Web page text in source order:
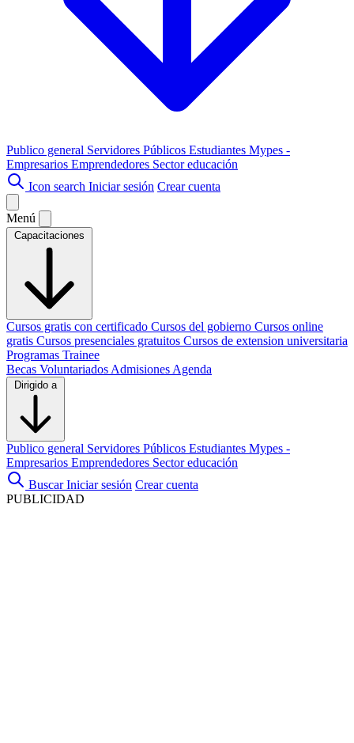
Publico general Servidores Públicos Estudiantes Mypes -
Empresarios Emprendedores Sector educación
Icon search Iniciar sesión Crear cuenta
Menú
Capacitaciones
Cursos gratis con certificado Cursos del gobierno Cursos online
gratis Cursos presenciales gratuitos Cursos de extension universitaria
Programas Trainee
Becas Voluntariados Admisiones Agenda
Dirigido a
Publico general Servidores Públicos Estudiantes Mypes -
Empresarios Emprendedores Sector educación
Buscar Iniciar sesión Crear cuenta
PUBLICIDAD